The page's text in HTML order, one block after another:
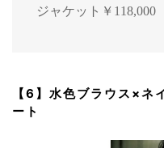
ジャケット￥118,000
【6】水色ブラウス×ネ
ート